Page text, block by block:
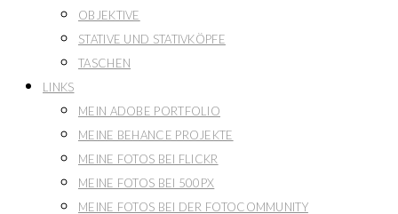
OBJEKTIVE
STATIVE UND STATIVKÖPFE
TASCHEN
LINKS
MEIN ADOBE PORTFOLIO
MEINE BEHANCE PROJEKTE
MEINE FOTOS BEI FLICKR
MEINE FOTOS BEI 500PX
MEINE FOTOS BEI DER FOTOCOMMUNITY